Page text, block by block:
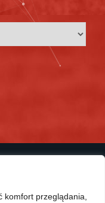
komfort przeglądania,